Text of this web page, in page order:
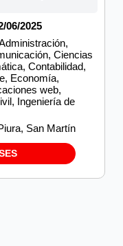
06/2025
Ciencias
Contabilidad,
Economía,
web,
Ingeniería de
San Martín